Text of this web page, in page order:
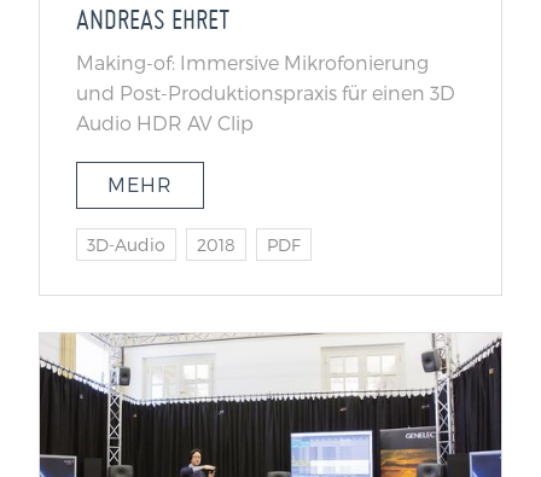
ANDREAS EHRET
Making-of: Immersive Mikrofonierung
und Post-Produktionspraxis für einen 3D
Audio HDR AV Clip
MEHR
3D-Audio 2018 PDF